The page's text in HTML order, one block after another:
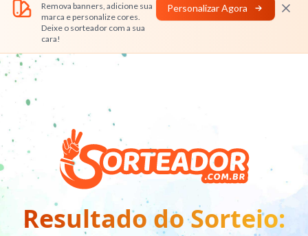
Remova banners, adicione sua
marca e personalize cores.
Deixe o sorteador com a sua
cara!
Personalizar Agora
Resultado do Sorteio: